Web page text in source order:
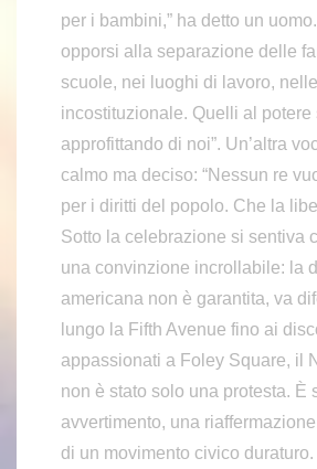
per i bambini,” ha detto un
opporsi alla separazione delle
scuole, nei luoghi di lavoro,
incostituzionale. Quelli al potere
approfittando di noi”. Un’altra
calmo ma deciso: “Nessun re
per i diritti del popolo. Che la
Sotto la celebrazione si sentiva
una convinzione incrollabile: la
americana non è garantita, va
lungo la Fifth Avenue fino ai
appassionati a Foley Square, il
non è stato solo una protesta. È
avvertimento, una
di un movimento civico duraturo.